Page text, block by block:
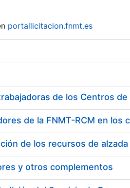
portallicitacion.fnmt.es
y otros complementos